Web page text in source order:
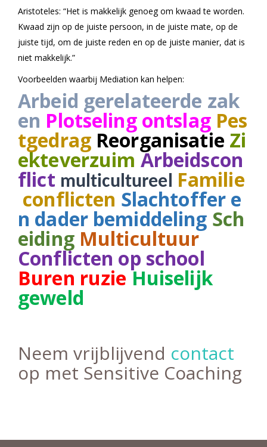
Aristoteles: “Het is makkelijk genoeg om kwaad te worden.
Kwaad zijn op de juiste persoon, in de juiste mate, op de
juiste tijd, om de juiste reden en op de juiste manier, dat is
niet makkelijk.”
Voorbeelden waarbij Mediation kan helpen:
Arbeid gerelateerde zak
en Plotseling ontslag Pes
tgedrag Reorganisatie Zi
ekteverzuimArbeidscon
flict multicultureel Familie
conflicten Slachtoffer e
n dader bemiddeling Sch
eiding Multicultuur
Conflicten op school
Buren ruzieHuiselijk
geweld
Neem vrijblijvend contact
op met Sensitive Coaching